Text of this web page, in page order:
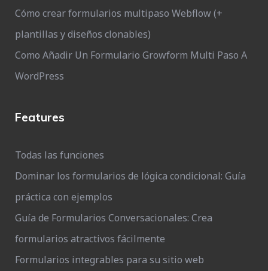
Cómo crear formularios multipaso Webflow (+
plantillas y diseños clonables)
Como Añadir Un Formulario Growform Multi Paso A
WordPress
Features
Todas las funciones
Dominar los formularios de lógica condicional: Guía
práctica con ejemplos
Guía de Formularios Conversacionales: Crea
formularios atractivos fácilmente
Formularios integrables para su sitio web